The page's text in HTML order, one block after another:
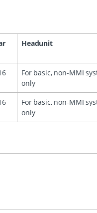
Headunit
For basic, non-MMI
only
For basic, non-MMI
only